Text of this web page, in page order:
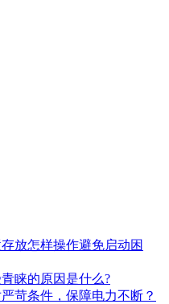
放怎样操作避免启动困
睐的原因是什么?
苛条件，保障电力不断？